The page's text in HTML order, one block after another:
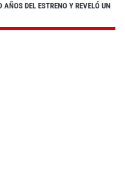
DEL ESTRENO Y REVELÓ UN